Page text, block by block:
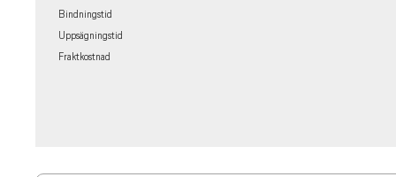
Bindningstid
Uppsägningstid
Fraktkostnad